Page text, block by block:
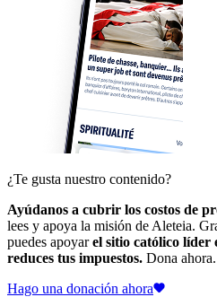
¿Te gusta nuestro contenido?
Ayúdanos a cubrir los costos de
lees y apoya la misión de Aleteia.
puedes apoyarel sitio católico líder
reduces tus impuestos. Dona ahora.
Hago una donación ahora